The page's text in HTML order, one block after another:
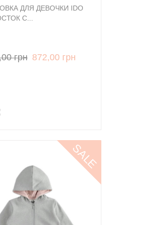
ДЛЯ ДЕВОЧКИ IDO
С...
грн 872,00 грн
SALE